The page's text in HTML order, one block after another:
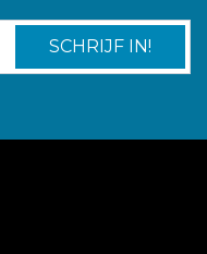
SCHRIJF IN!